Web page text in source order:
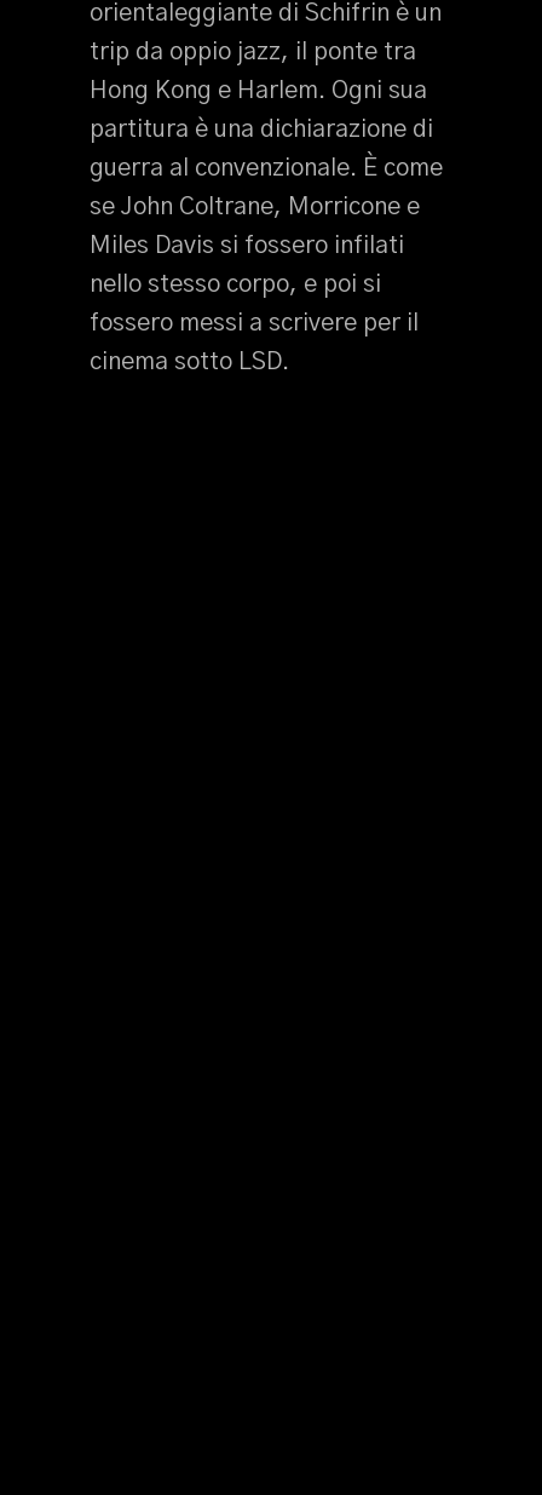
orientaleggiante di Schifrin è un
trip da oppio jazz, il ponte tra
Hong Kong e Harlem. Ogni sua
partitura è una dichiarazione di
guerra al convenzionale. È come
se John Coltrane, Morricone e
Miles Davis si fossero infilati
nello stesso corpo, e poi si
fossero messi a scrivere per il
cinema sotto LSD.